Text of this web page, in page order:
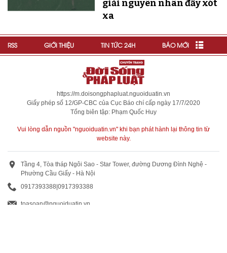
giải nguyên nhân đầy xót
xa
RSS GIỚI THIỆU TIN TỨC 24H BÁO MỚI
https://m.doisongphapluat.nguoiduatin.vn
Giấy phép số 12/GP-CBC của Cục Báo chí cấp ngày 17/7/2020
Tổng biên tập: Phạm Quốc Huy
Vui lòng dẫn nguồn "nguoiduatin.vn" khi bạn phát hành lại thông tin từ
website này.
Tầng 4, Tòa tháp Ngôi Sao - Star Tower, đường Dương Đình Nghệ -
Phường Cầu Giấy - Hà Nội
0917393388|0917393388
toasoan@nguoiduatin.vn